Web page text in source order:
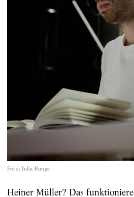
Foto: Julia Runge
Heiner Müller? Das